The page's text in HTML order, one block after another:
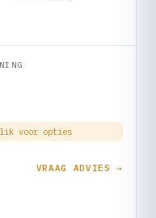
voor opties
VRAAG ADVIES →